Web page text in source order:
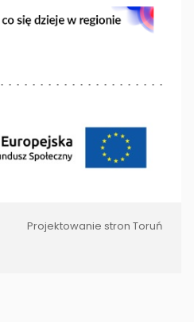
Projektowanie stron Toruń